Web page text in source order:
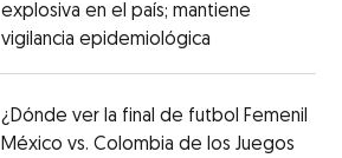
explosiva en el país; mantiene
vigilancia epidemiológica
¿Dónde ver la final de futbol Femenil
México vs. Colombia de los Juegos